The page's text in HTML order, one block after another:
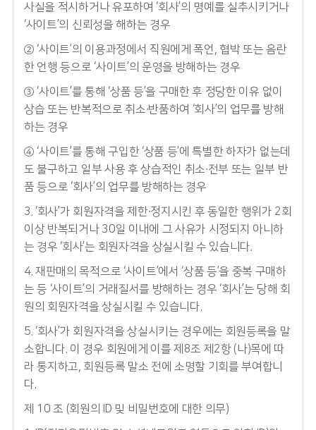
사실을 적시하거나 유포하여 ‘회사’의 명예를 실추시키거나
‘사이트’의 신뢰성을 해하는 경우
② ‘사이트’의 이용과정에서 직원에게 폭언, 협박 또는 음란
한 언행 등으로 ‘사이트’의 운영을 방해하는 경우
③ ‘사이트’를 통해 ‘상품 등’을 구매한 후 정당한 이유 없이
상습 또는 반복적으로 취소∙반품하여 ‘회사’의 업무를 방해
하는 경우
④ ‘사이트’를 통해 구입한 ‘상품 등’에 특별한 하자가 없는데
도 불구하고 일부 사용 후 상습적인 취소∙전부 또는 일부 반
품 등으로 ‘회사’의 업무를 방해하는 경우
3. ‘회사’가 회원자격을 제한∙정지시킨 후 동일한 행위가 2회
이상 반복되거나 30일 이내에 그 사유가 시정되지 아니하
는 경우 ‘회사’는 회원자격을 상실시킬 수 있습니다.
4. 재판매의 목적으로 ‘사이트’에서 ‘상품 등’을 중복 구매하
는 등 ‘사이트’의 거래질서를 방해하는 경우 ‘회사’는 당해 회
원의 회원자격을 상실시킬 수 있습니다.
5. ‘회사’가 회원자격을 상실시키는 경우에는 회원등록을 말
소합니다. 이 경우 회원에게 이를 제8조 제2항 (나)목에 따
라 통지하고, 회원등록 말소 전에 소명할 기회를 부여합니
다.
제 10 조 (회원의 ID 및 비밀번호에 대한 의무)